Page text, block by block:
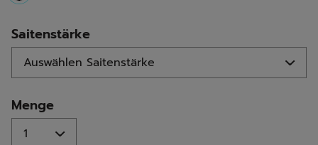
selected
Saitenstärke
Menge